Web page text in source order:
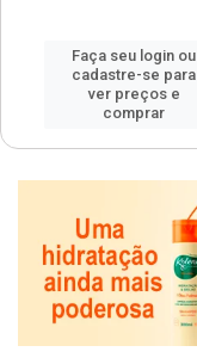
Faça seu login ou
cadastre-se para
ver preços e
comprar